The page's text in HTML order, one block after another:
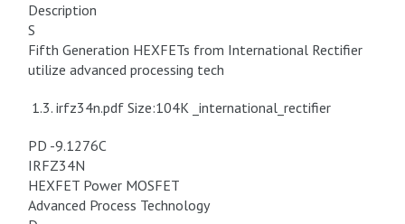
Description
S
Fifth Generation HEXFETs from International Rectifier
utilize advanced processing tech
1.3. irfz34n.pdf Size:104K _international_rectifier
PD -9.1276C
IRFZ34N
HEXFET Power MOSFET
Advanced Process Technology